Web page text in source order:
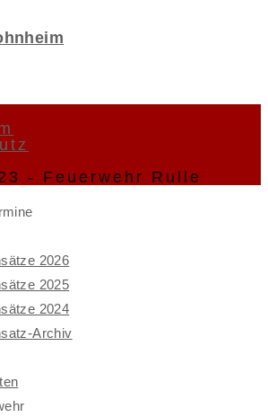
- Feuerwehr Rulle
2026
2025
2024
Archiv